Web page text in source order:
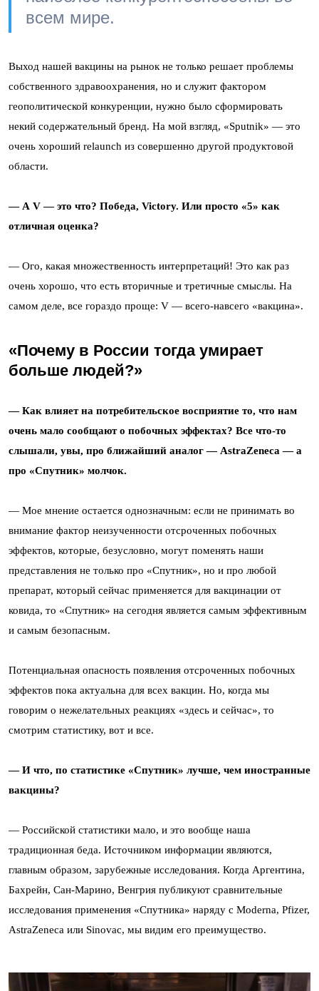
всем мире.
Выход нашей вакцины на рынок не только решает проблемы
собственного здравоохранения, но и служит фактором
геополитической конкуренции, нужно было сформировать
некий содержательный бренд. На мой взгляд, «Sputnik» — это
очень хороший relaunch из совершенно другой продуктовой
области.
— А V — это что? Победа, Victory. Или просто «5» как
отличная оценка?
— Ого, какая множественность интерпретаций! Это как раз
очень хорошо, что есть вторичные и третичные смыслы. На
самом деле, все гораздо проще: V — всего-навсего «вакцина».
«Почему в России тогда умирает
больше людей?»
— Как влияет на потребительское восприятие то, что нам
очень мало сообщают о побочных эффектах? Все что-то
слышали, увы, про ближайший аналог — AstraZeneca — а
про «Спутник» молчок.
— Мое мнение остается однозначным: если не принимать во
внимание фактор неизученности отсроченных побочных
эффектов, которые, безусловно, могут поменять наши
представления не только про «Спутник», но и про любой
препарат, который сейчас применяется для вакцинации от
ковида, то «Спутник» на сегодня является самым эффективным
и самым безопасным.
Потенциальная опасность появления отсроченных побочных
эффектов пока актуальна для всех вакцин. Но, когда мы
говорим о нежелательных реакциях «здесь и сейчас», то
смотрим статистику, вот и все.
— И что, по статистике «Спутник» лучше, чем иностранные
вакцины?
— Российской статистики мало, и это вообще наша
традиционная беда. Источником информации являются,
главным образом, зарубежные исследования. Когда Аргентина,
Бахрейн, Сан-Марино, Венгрия публикуют сравнительные
исследования применения «Спутника» наряду с Moderna, Pfizer,
AstraZeneca или Sinovac, мы видим его преимущество.